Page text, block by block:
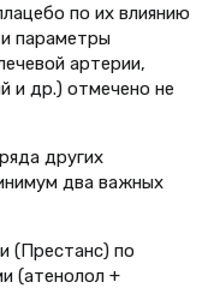
по их влиянию
параметры
артерии,
и др.) отмечено не
других
два важных
(Престанс) по
(атенолол +